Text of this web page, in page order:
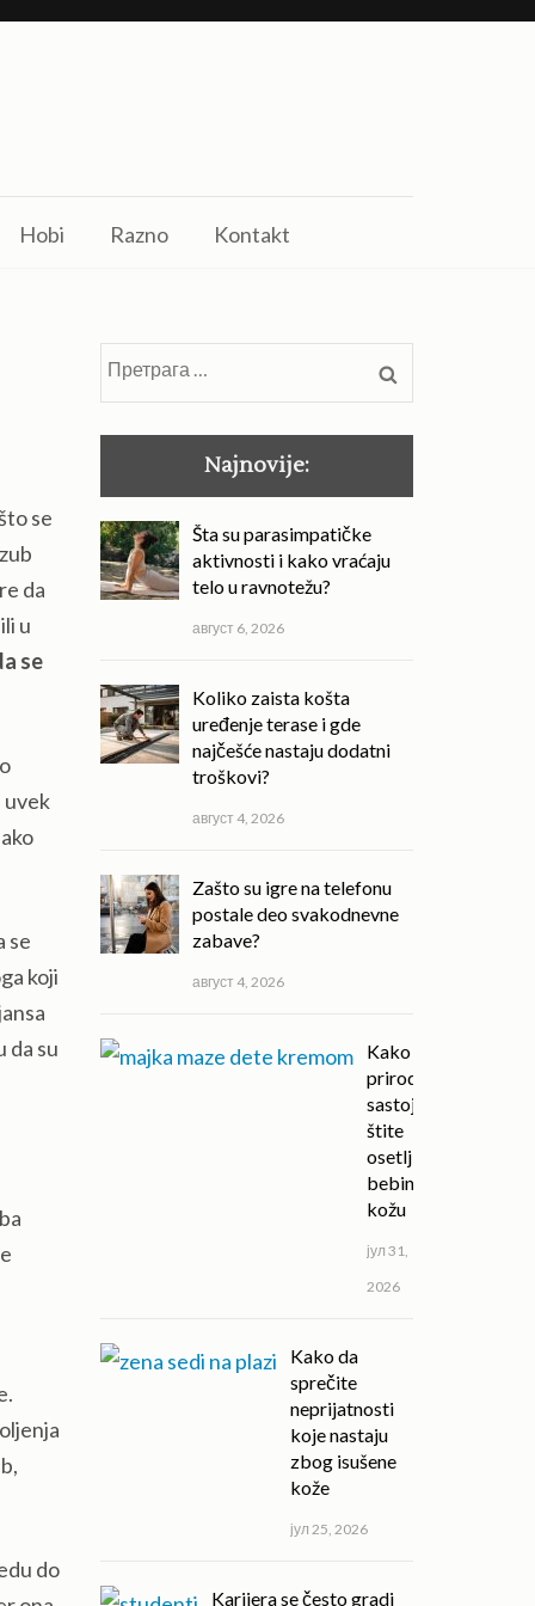
Hobi Razno Kontakt
se
da
u
se
uvek
se
koji
da su
do
Претрага
за:
Najnovije:
Šta su parasimpatičke
aktivnosti i kako vraćaju
telo u ravnotežu?
август 6, 2026
Koliko zaista košta
uređenje terase i gde
najčešće nastaju dodatni
troškovi?
август 4, 2026
Zašto su igre na telefonu
postale deo svakodnevne
zabave?
август 4, 2026
Kako
prirodni
sastojci
štite
osetljivu
bebinu
kožu
јул 31,
2026
Kako da
sprečite
neprijatnosti
koje nastaju
zbog isušene
kože
јул 25, 2026
Karijera se često gradi